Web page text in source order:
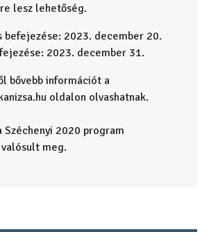
lesz lehetőség.
befejezése: 2023. december 20.
2023. december 31.
bővebb információt a
oldalon olvashatnak.
2020 program
meg.